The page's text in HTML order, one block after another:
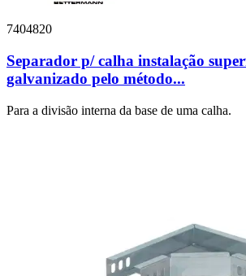
7404820
Separador p/ calha instalação
galvanizado pelo método...
Para a divisão interna da base de uma calha.